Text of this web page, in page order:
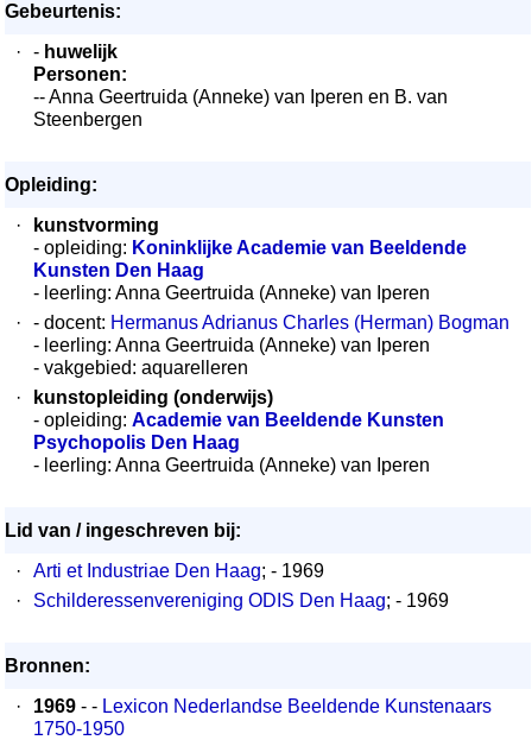
Gebeurtenis:
·
- huwelijk
Personen:
-- Anna Geertruida (Anneke) van Iperen en B. van
Steenbergen
Opleiding:
·
kunstvorming
- opleiding: Koninklijke Academie van Beeldende
Kunsten Den Haag
- leerling: Anna Geertruida (Anneke) van Iperen
·
- docent: Hermanus Adrianus Charles (Herman) Bogman
- leerling: Anna Geertruida (Anneke) van Iperen
- vakgebied: aquarelleren
·
kunstopleiding (onderwijs)
- opleiding: Academie van Beeldende Kunsten
Psychopolis Den Haag
- leerling: Anna Geertruida (Anneke) van Iperen
Lid van / ingeschreven bij:
·
Arti et Industriae Den Haag; - 1969
·
Schilderessenvereniging ODIS Den Haag; - 1969
Bronnen:
·
1969 - - Lexicon Nederlandse Beeldende Kunstenaars
1750-1950